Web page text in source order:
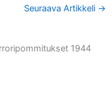
Seuraava Artikkeli →
1944